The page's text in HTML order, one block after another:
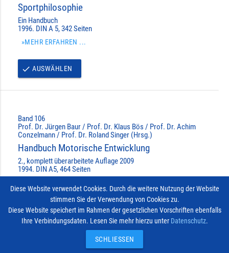
Sportphilosophie
Ein Handbuch
1996. DIN A 5, 342 Seiten
»MEHR ERFAHREN ...
done AUSWÄHLEN
Band 106
Prof. Dr. Jürgen Baur / Prof. Dr. Klaus Bös / Prof. Dr. Achim
Conzelmann / Prof. Dr. Roland Singer (Hrsg.)
Handbuch Motorische Entwicklung
2., komplett überarbeitete Auflage 2009
1994. DIN A5, 464 Seiten
doneAUSWÄHLEN
Vertrag widerrufen
© 2026
Diese Website verwendet Cookies. Durch die weitere Nutzung der Website
stimmen Sie der Verwendung von Cookies zu.
Diese Website speichert im Rahmen der gesetzlichen Vorschriften ebenfalls
Ihre Verbindungsdaten. Lesen Sie mehr hierzu unter Datenschutz.
SCHLIESSEN